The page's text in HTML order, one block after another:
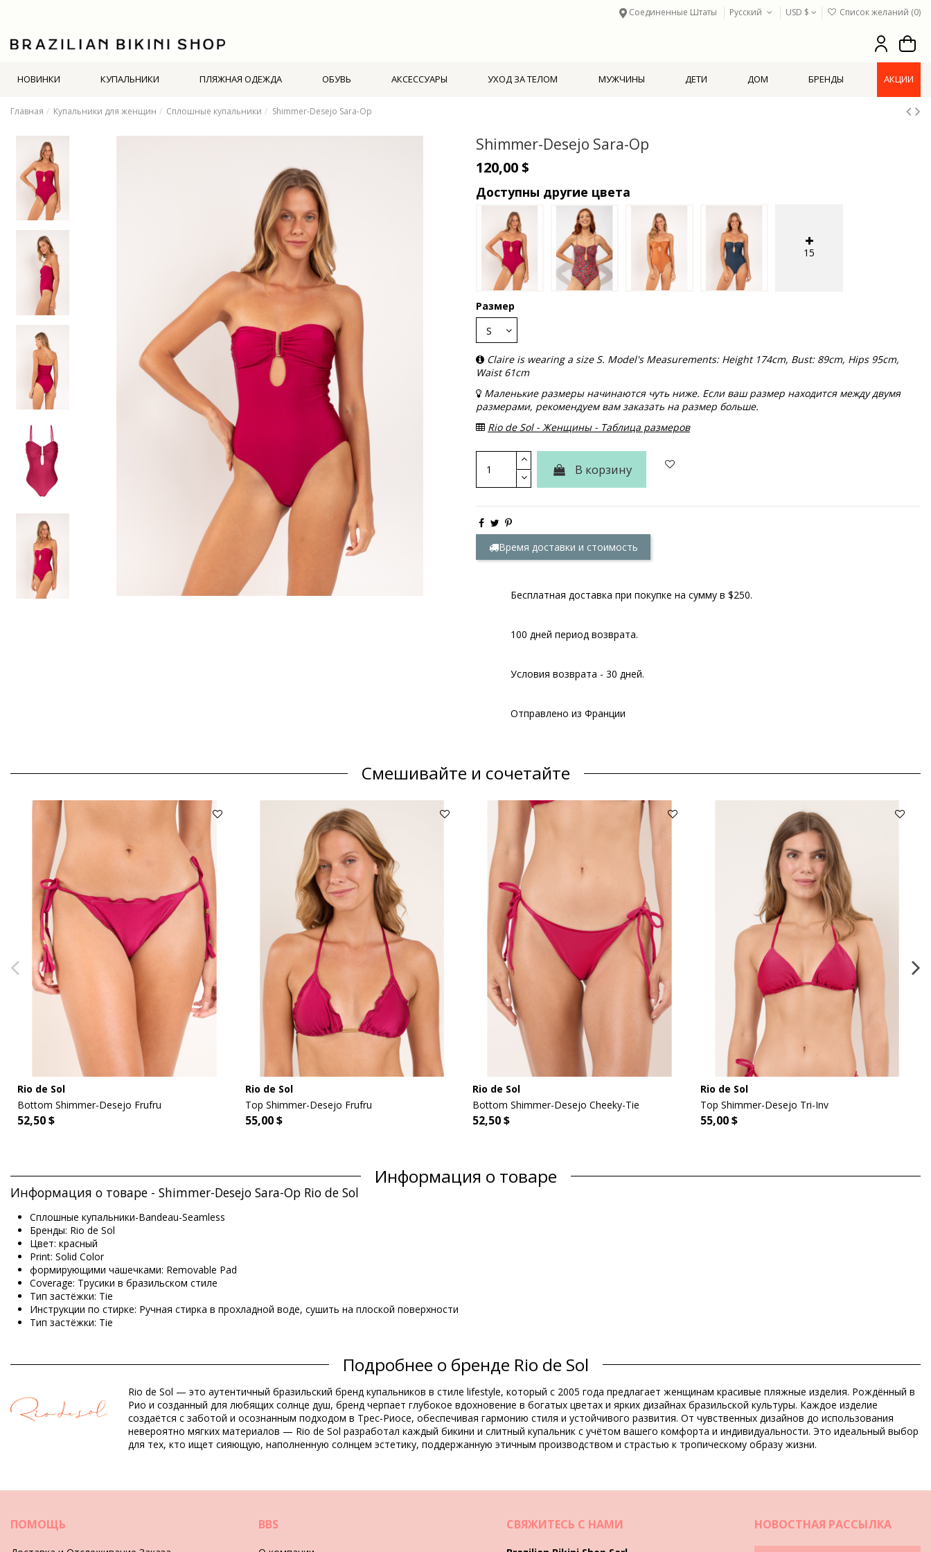
Соединенные Штаты Русский USD $ Список желаний (0)
НОВИНКИ КУПАЛЬНИКИ ПЛЯЖНАЯ ОДЕЖДА ОБУВЬ АКСЕССУАРЫ УХОД ЗА ТЕЛОМ МУЖЧИНЫ ДЕТИ ДОМ БРЕНДЫ АКЦИИ
Главная Купальники для женщин Сплошные купальники Shimmer-Desejo Sara-Op
Shimmer-Desejo Sara-Op
120,00 $
Доступны другие цвета
15
Размер
Claire is wearing a size S. Model's Measurements: Height 174cm, Bust: 89cm, Hips 95cm,
Waist 61cm
Маленькие размеры начинаются чуть ниже. Если ваш размер находится между двумя
размерами, рекомендуем вам заказать на размер больше.
Rio de Sol - Женщины - Таблица размеров
В корзину
Время доставки и стоимость
Бесплатная доставка при покупке на сумму в $250.
100 дней период возврата.
Условия возврата - 30 дней.
Отправлено из Франции
Смешивайте и сочетайте
Rio de Sol
Bottom Shimmer-Desejo Frufru
52,50 $
Rio de Sol
Top Shimmer-Desejo Frufru
55,00 $
Rio de Sol
Bottom Shimmer-Desejo Cheeky-Tie
52,50 $
Rio de Sol
Top Shimmer-Desejo Tri-Inv
55,00 $
Информация о товаре
Информация о товаре - Shimmer-Desejo Sara-Op Rio de Sol
Сплошные купальники-Bandeau-Seamless
Бренды: Rio de Sol
Цвет: красный
Print: Solid Color
формирующими чашечками: Removable Pad
Coverage: Трусики в бразильском стиле
Тип застёжки: Tie
Инструкции по стирке: Ручная стирка в прохладной воде, сушить на плоской поверхности
Тип застёжки: Tie
Состав
Состав: 84% Biodegradable Nylon (AMNI SOUL ECO), 16% Spandex (LYCRA) - OEKO-TEX - Chlorine Resistant
Подкладка: 84% Biodegradable Nylon (AMNI SOUL ECO), 16% Spandex (LYCRA) - OEKO-TEX - Chlorine Resistant
УФ-защита: UPF 50+
Информация о товаре
HS CODE: 6112.41.0010
EAN: XS (7899810462763), S (7899810462770), M (7899810462787), L (7899810462893), XL (7899810460844)
Вес: 115g / 0.25lb / 4.06oz
Подробнее о бренде Rio de Sol
Rio de Sol — это аутентичный бразильский бренд купальников в стиле lifestyle, который с 2005 года предлагает женщинам красивые пляжные изделия. Рождённый в
Рио и созданный для любящих солнце душ, бренд черпает глубокое вдохновение в богатых цветах и ярких дизайнах бразильской культуры. Каждое изделие
создаётся с заботой и осознанным подходом в Трес-Риосе, обеспечивая гармонию стиля и устойчивого развития. От чувственных дизайнов до использования
невероятно мягких материалов — Rio de Sol разработал каждый бикини и слитный купальник с учётом вашего комфорта и индивидуальности. Это идеальный выбор
для тех, кто ищет сияющую, наполненную солнцем эстетику, поддержанную этичным производством и страстью к тропическому образу жизни.
ПОМОЩЬ BBS СВЯЖИТЕСЬ С НАМИ НОВОСТНАЯ РАССЫЛКА